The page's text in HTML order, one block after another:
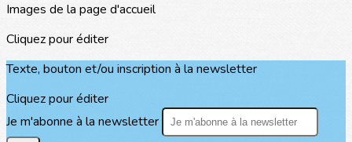
Images de la page d'accueil
Cliquez pour éditer
Texte, bouton et/ou inscription à la newsletter
Cliquez pour éditer
Je m'abonne à la newsletter